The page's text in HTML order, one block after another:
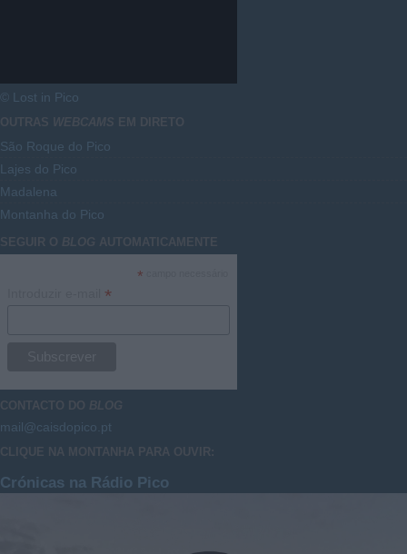
© Lost in Pico
OUTRAS WEBCAMS EM DIRETO
São Roque do Pico
Lajes do Pico
Madalena
Montanha do Pico
SEGUIR O BLOG AUTOMATICAMENTE
*
*
CONTACTO DO BLOG
mail@caisdopico.pt
CLIQUE NA MONTANHA PARA OUVIR:
Crónicas na Rádio Pico